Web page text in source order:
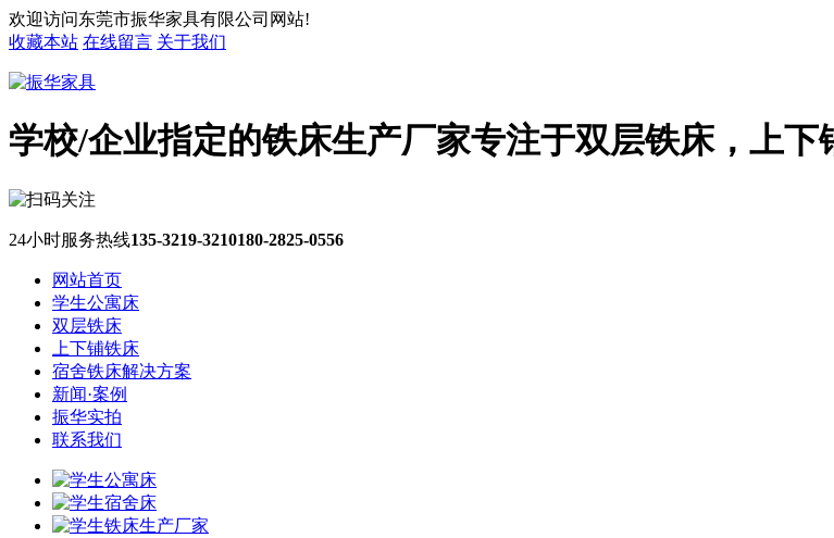
欢迎访问东莞市振华家具有限公司网站!
收藏本站 在线留言 关于我们
学校/企业指定的铁床生产厂家专注于双层铁床，上下
24小时服务热线135-3219-3210180-2825-0556
网站首页
学生公寓床
双层铁床
上下铺铁床
宿舍铁床解决方案
新闻·案例
振华实拍
联系我们